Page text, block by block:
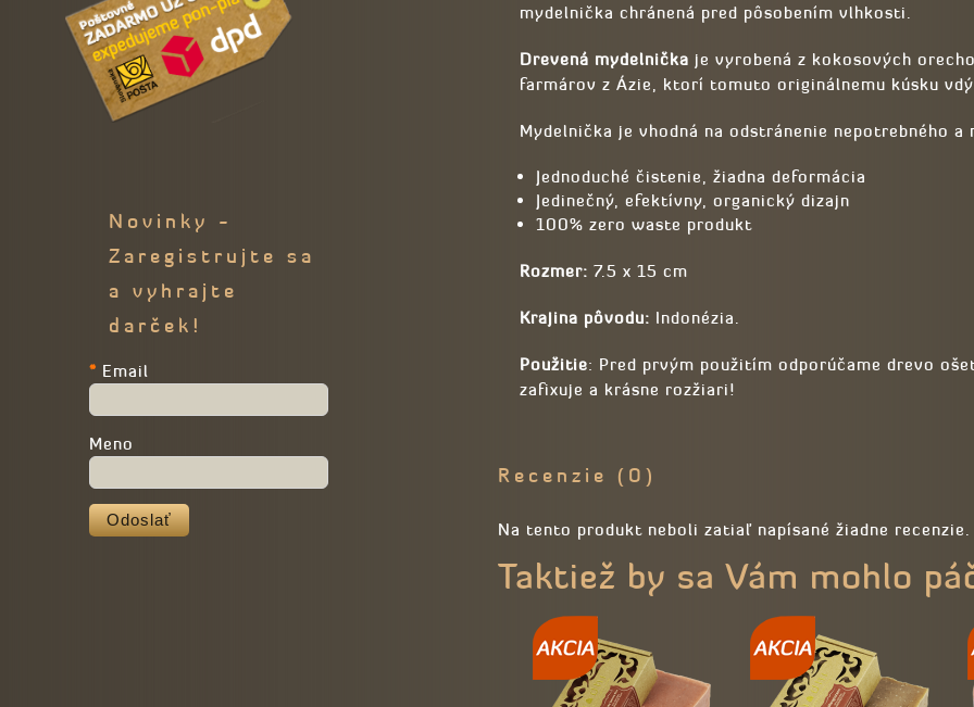
mydelnička chránená pred pôsobením vlhkosti.
Drevená mydelnička je vyrobená z kokosových
farmárov z Ázie, ktorí tomuto originálnemu kúsku
Mydelnička je vhodná na odstránenie nepotrebného a
Jednoduché čistenie, žiadna deformácia
Jedinečný, efektívny, organický dizajn
100% zero waste produkt
Rozmer: 7.5 x 15 cm
Krajina pôvodu: Indonézia.
Použitie: Pred prvým použitím odporúčame drevo
zafixuje a krásne rozžiari!
Recenzie (0)
Na tento produkt neboli zatiaľ napísané žiadne recenzie.
Taktiež by sa Vám mohlo
Novinky -
Zaregistrujte sa
a vyhrajte
darček!
* Email
Meno
Odoslať